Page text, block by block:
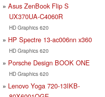
Asus ZenBook Flip S
UX370UA-C4060R
HD Graphics 620
HP Spectre 13-ac006nn x360
HD Graphics 620
Porsche Design BOOK ONE
HD Graphics 620
Lenovo Yoga 720-13IKB-